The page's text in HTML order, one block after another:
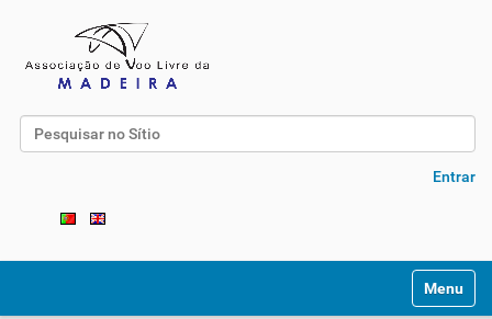
Pesquisar
Entrar
Toggle